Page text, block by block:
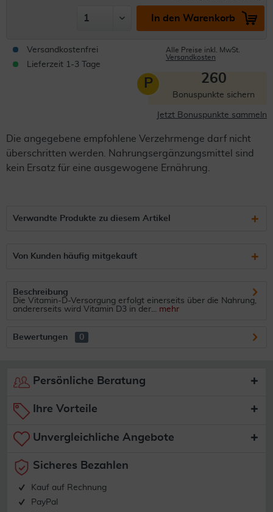
In den Warenkorb
Versandkostenfrei
Lieferzeit 1-3 Tage
Alle Preise inkl. MwSt.
Versandkosten
P 260
Bonuspunkte sichern
Jetzt Bonuspunkte sammeln
Die angegebene empfohlene Verzehrmenge darf nicht
überschritten werden. Nahrungsergänzungsmittel sind
kein Ersatz für eine ausgewogene Ernährung.
Verwandte Produkte zu diesem Artikel
Von Kunden häufig mitgekauft
Beschreibung
Die Vitamin-D-Versorgung erfolgt einerseits über die Nahrung,
andererseits wird Vitamin D3 in der... mehr
Bewertungen 0
Persönliche Beratung
Ihre Vorteile
Unvergleichliche Angebote
Sicheres Bezahlen
Kauf auf Rechnung
PayPal